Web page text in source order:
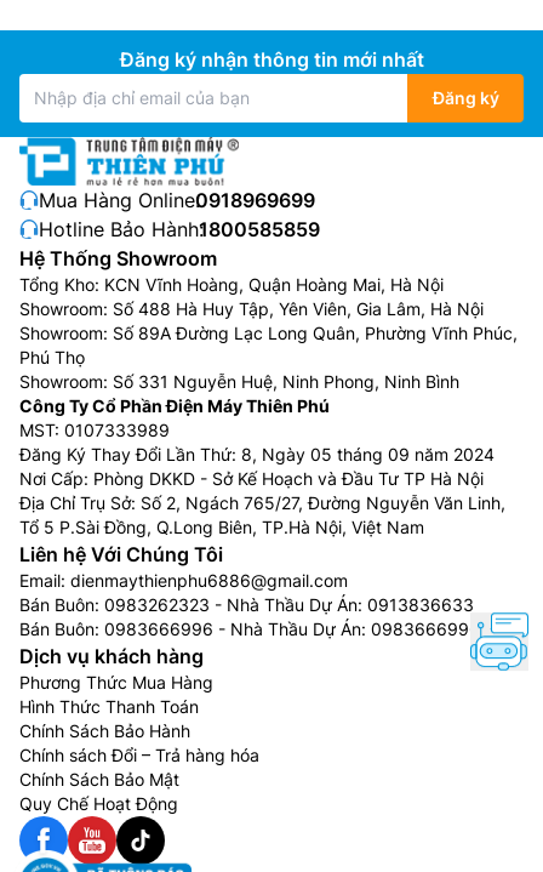
Đăng ký nhận thông tin mới nhất
Đăng ký
Mua Hàng Online:0918969699
Hotline Bảo Hành:1800585859
Hệ Thống Showroom
Tổng Kho: KCN Vĩnh Hoàng, Quận Hoàng Mai, Hà Nội
Showroom: Số 488 Hà Huy Tập, Yên Viên, Gia Lâm, Hà Nội
Showroom: Số 89A Đường Lạc Long Quân, Phường Vĩnh Phúc,
Phú Thọ
Showroom: Số 331 Nguyễn Huệ, Ninh Phong, Ninh Bình
Công Ty Cổ Phần Điện Máy Thiên Phú
MST: 0107333989
Đăng Ký Thay Đổi Lần Thứ: 8, Ngày 05 tháng 09 năm 2024
Nơi Cấp: Phòng DKKD - Sở Kế Hoạch và Đầu Tư TP Hà Nội
Địa Chỉ Trụ Sở: Số 2, Ngách 765/27, Đường Nguyễn Văn Linh,
Tổ 5 P.Sài Đồng, Q.Long Biên, TP.Hà Nội, Việt Nam
Liên hệ Với Chúng Tôi
Email: dienmaythienphu6886@gmail.com
Bán Buôn: 0983262323 - Nhà Thầu Dự Án: 0913836633
Bán Buôn: 0983666996 - Nhà Thầu Dự Án: 0983666996
Dịch vụ khách hàng
Phương Thức Mua Hàng
Hình Thức Thanh Toán
Chính Sách Bảo Hành
Chính sách Đổi – Trả hàng hóa
Chính Sách Bảo Mật
Quy Chế Hoạt Động